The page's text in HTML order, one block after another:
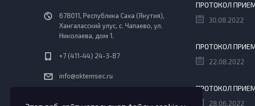
678011, Республика Саха (Якутия),
Хангаласский улус, с. Чапаево, ул.
Николаева, дом 1.
+7 (411-44) 24-3-87
info@oktemsec.ru
30.08.2022
22.08.2022
28.06.2022